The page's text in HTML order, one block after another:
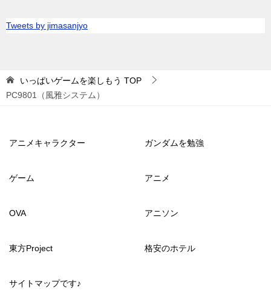
Tweets by jimasanjyo
いっぱいゲームを楽しもう TOP
PC9801（風雅システム）
アニメキャラクター ガンダムを勉強
ゲーム アニメ
OVA アニソン
東方Project 格安のホテル
サイトマップです♪